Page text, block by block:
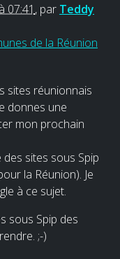
07:41 , par Teddy
de la Réunion
sites réunionnais
donnes une
mon prochain
sites sous Spip
la Réunion). Je
à ce sujet.
sous Spip des
;-)